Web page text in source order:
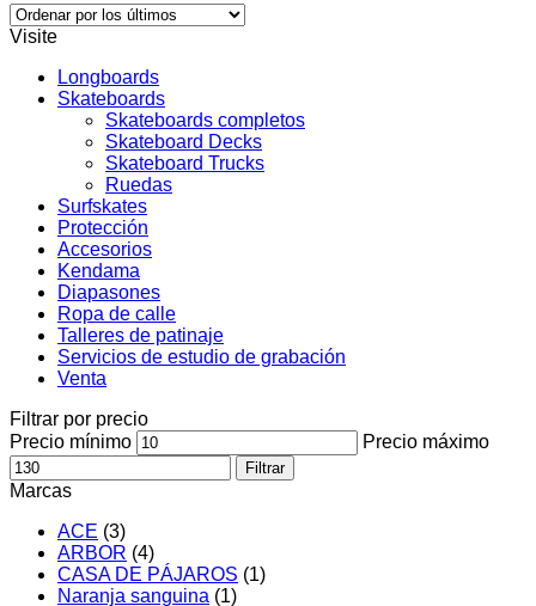
Visite
Longboards
Skateboards
Skateboards completos
Skateboard Decks
Skateboard Trucks
Ruedas
Surfskates
Protección
Accesorios
Kendama
Diapasones
Ropa de calle
Talleres de patinaje
Servicios de estudio de grabación
Venta
Filtrar por precio
Precio mínimo
Precio máximo
Filtrar
Marcas
ACE (3)
ARBOR (4)
CASA DE PÁJAROS (1)
Naranja sanguina (1)